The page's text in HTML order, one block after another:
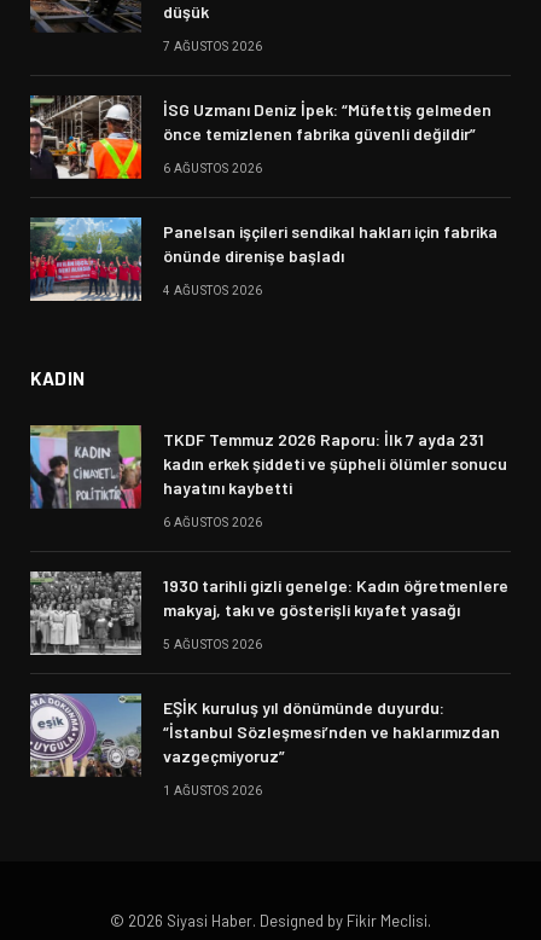
düşük
7 AĞUSTOS 2026
İSG Uzmanı Deniz İpek: “Müfettiş gelmeden
önce temizlenen fabrika güvenli değildir”
6 AĞUSTOS 2026
Panelsan işçileri sendikal hakları için fabrika
önünde direnişe başladı
4 AĞUSTOS 2026
KADIN
TKDF Temmuz 2026 Raporu: İlk 7 ayda 231
kadın erkek şiddeti ve şüpheli ölümler sonucu
hayatını kaybetti
6 AĞUSTOS 2026
1930 tarihli gizli genelge: Kadın öğretmenlere
makyaj, takı ve gösterişli kıyafet yasağı
5 AĞUSTOS 2026
EŞİK kuruluş yıl dönümünde duyurdu:
“İstanbul Sözleşmesi’nden ve haklarımızdan
vazgeçmiyoruz”
1 AĞUSTOS 2026
© 2026 Siyasi Haber. Designed by Fikir Meclisi.